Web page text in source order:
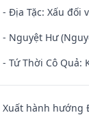
- Địa Tặc: Xấu đối
- Nguyệt Hư
- Tứ Thời Cô Quả:
Xuất hành hướng